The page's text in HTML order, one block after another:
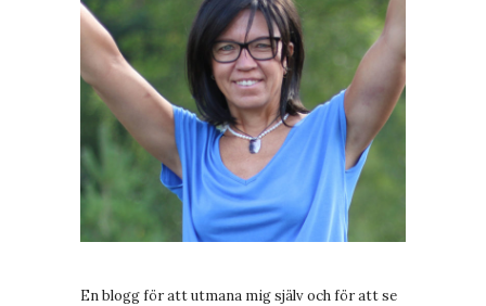
En blogg för att utmana mig själv och för att se